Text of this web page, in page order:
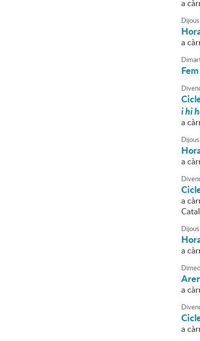
a
a
i hi
a
a
a
a
a
a